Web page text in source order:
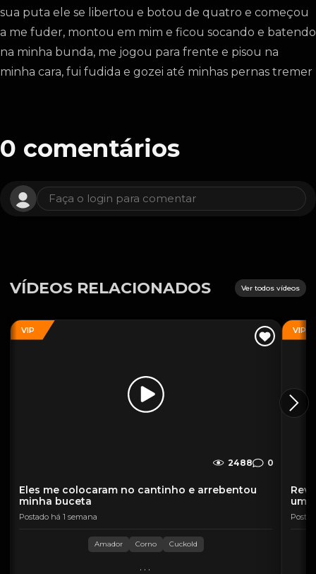
sua puta ele se libertou e botou de quatro e começou
a me fuder, montou em mim e ficou socando e batendo
na minha bunda, me jogou para frente e pisou na
minha cara, fui fudida e gozei até minhas pernas tremer
0 comentários
Faça o login para comentar
VÍDEOS RELACIONADOS Ver todos vídeos
VIP
2488 0
Eles me colocaram no cantinho e arrebentou
minha buceta
Postado há 1 semana
Amador Corno Cuckold
...
VIP